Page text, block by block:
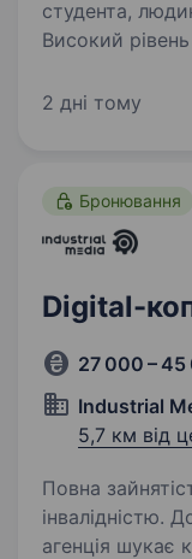
студента, людину з
Високий
а й писати — в
2 дні тому
Бронювання
Digital-
27 000 – 45
Industrial
5,7 км від
Повна
інвалідністю.
агенція шукає